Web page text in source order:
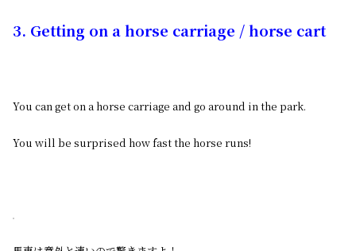
3. Getting on a horse carriage / horse cart
You can get on a horse carriage and go around in the park.
You will be surprised how fast the horse runs!